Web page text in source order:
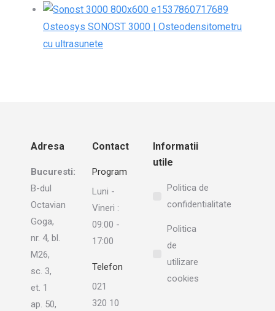
Osteosys SONOST 3000 | Osteodensitometru
cu ultrasunete
Adresa
Bucuresti:
B-dul
Octavian
Goga,
nr. 4, bl.
M26,
sc. 3,
et. 1
ap. 50,
Contact
Program
Luni -
Vineri :
09:00 -
17:00
Telefon
021
320 10
Informatii
utile
Politica de
confidentialitate
Politica
de
utilizare
cookies